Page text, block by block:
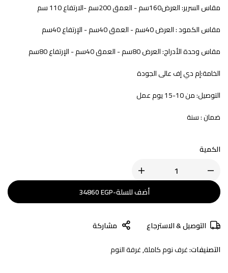
مقاس السرير: العرض160سم - العمق 200سم -الارتفاع 110 سم
مقاس الكمود : العرض 40سم - العمق 40سم - الإرتفاع 40سم
مقاس وحدة الأدراج: العرض 80سم - العمق 40سم - الإرتفاع 80سم
الخامة:إم دي إف عالى الجودة
التوصيل: من 10-15 يوم عمل
ضمان : سنة
الكمية
أضف للسلة-
34860EGP
التوصيل & الاسترجاع
مشاركة
التصنيفات:غرف نوم كاملة,غرفة النوم